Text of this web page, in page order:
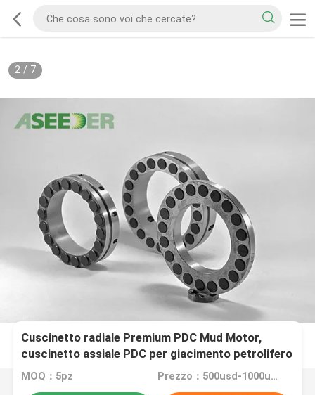
2/ 7
Cuscinetto radiale Premium PDC Mud Motor,
cuscinetto assiale PDC per giacimento petrolifero
MOQ：5pz Prezzo：500usd-1000usd